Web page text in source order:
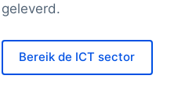
geleverd.
Bereik de ICT sector